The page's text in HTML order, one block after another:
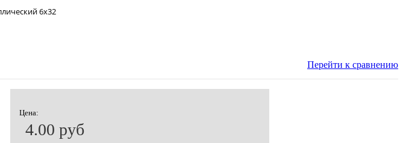
6х32
Перейти к сравнению
Цена:
4.00 руб